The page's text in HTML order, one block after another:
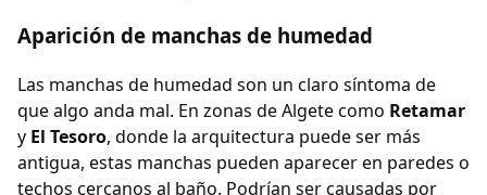
Aparición de manchas de humedad
Las manchas de humedad son un claro síntoma de
que algo anda mal. En zonas de Algete como Retamar
y El Tesoro, donde la arquitectura puede ser más
antigua, estas manchas pueden aparecer en paredes o
techos cercanos al baño. Podrían ser causadas por